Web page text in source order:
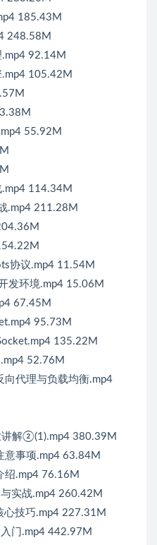
185.43M
248.58M
.mp4 92.14M
.mp4 105.42M
55.92M
.mp4 114.34M
.mp4 211.28M
协议.mp4 11.54M
发环境.mp4 15.06M
67.45M
95.73M
135.22M
52.76M
向代理与负载均衡.mp4
讲解②(1).mp4 380.39M
意事项.mp4 63.84M
绍.mp4 76.16M
实战.mp4 260.42M
心技巧.mp4 227.31M
门.mp4 442.97M